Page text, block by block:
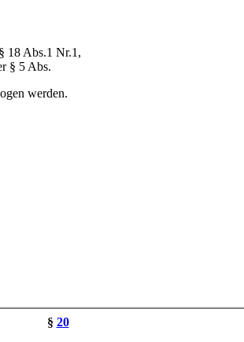
18 Abs.1 Nr.1,
§ 5 Abs.
werden.
§ 20